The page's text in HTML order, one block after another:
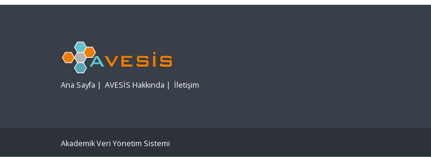
Ana Sayfa | AVESİS Hakkında | İletişim
Akademik Veri Yönetim Sistemi